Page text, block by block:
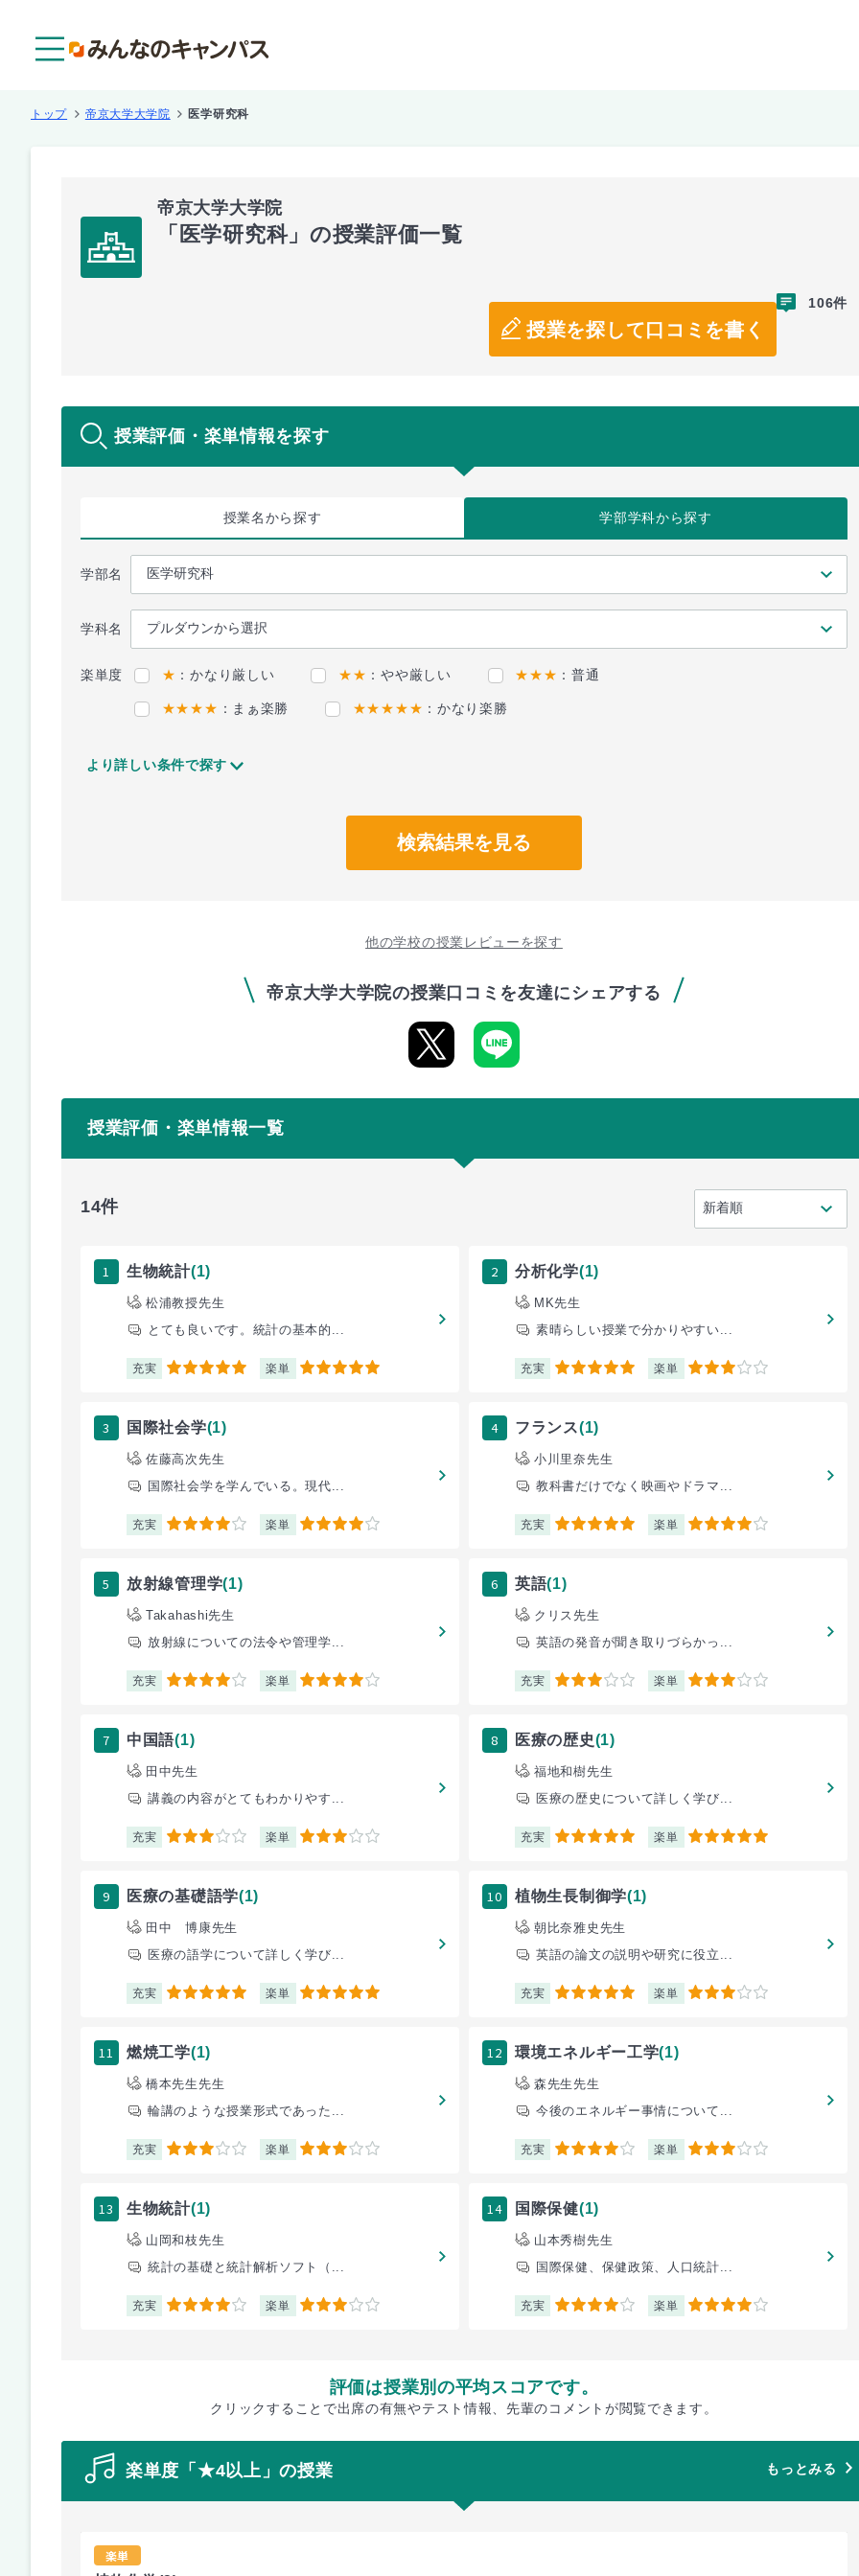
トップ 帝京大学大学院 医学研究科
帝京大学大学院
「医学研究科」の授業評価一覧
授業を探して口コミを書く
106件
授業評価・楽単情報を探す
授業名から探す 学部学科から探す
学部名
学科名
楽単度 ★ ：かなり厳しい ★★ ：やや厳しい ★★★ ：普通
★★★★ ：まぁ楽勝 ★★★★★ ：かなり楽勝
より詳しい条件で探す
検索結果を見る
他の学校の授業レビューを探す
帝京大学大学院の授業口コミを友達にシェアする
授業評価・楽単情報一覧
14件
1 生物統計(1)
松浦教授先生
とても良いです。統計の基本的...
充実 5 楽単 5
2 分析化学(1)
MK先生
素晴らしい授業で分かりやすい...
充実 5 楽単 3
3 国際社会学(1)
佐藤高次先生
国際社会学を学んでいる。現代...
充実 4 楽単 4
4 フランス(1)
小川里奈先生
教科書だけでなく映画やドラマ...
充実 5 楽単 4
5 放射線管理学(1)
Takahashi先生
放射線についての法令や管理学...
充実 4 楽単 4
6 英語(1)
クリス先生
英語の発音が聞き取りづらかっ...
充実 3 楽単 3
7 中国語(1)
田中先生
講義の内容がとてもわかりやす...
充実 3 楽単 3
8 医療の歴史(1)
福地和樹先生
医療の歴史について詳しく学び...
充実 5 楽単 5
9 医療の基礎語学(1)
田中 博康先生
医療の語学について詳しく学び...
充実 5 楽単 5
10 植物生長制御学(1)
朝比奈雅史先生
英語の論文の説明や研究に役立...
充実 5 楽単 3
11 燃焼工学(1)
橋本先生先生
輪講のような授業形式であった...
充実 3 楽単 3
12 環境エネルギー工学(1)
森先生先生
今後のエネルギー事情について...
充実 4 楽単 3
13 生物統計(1)
山岡和枝先生
統計の基礎と統計解析ソフト（...
充実 4 楽単 3
14 国際保健(1)
山本秀樹先生
国際保健、保健政策、人口統計...
充実 4 楽単 4
評価は授業別の平均スコアです。
クリックすることで出席の有無やテスト情報、先輩のコメントが閲覧できます。
楽単度「★4以上」の授業 もっとみる
楽単